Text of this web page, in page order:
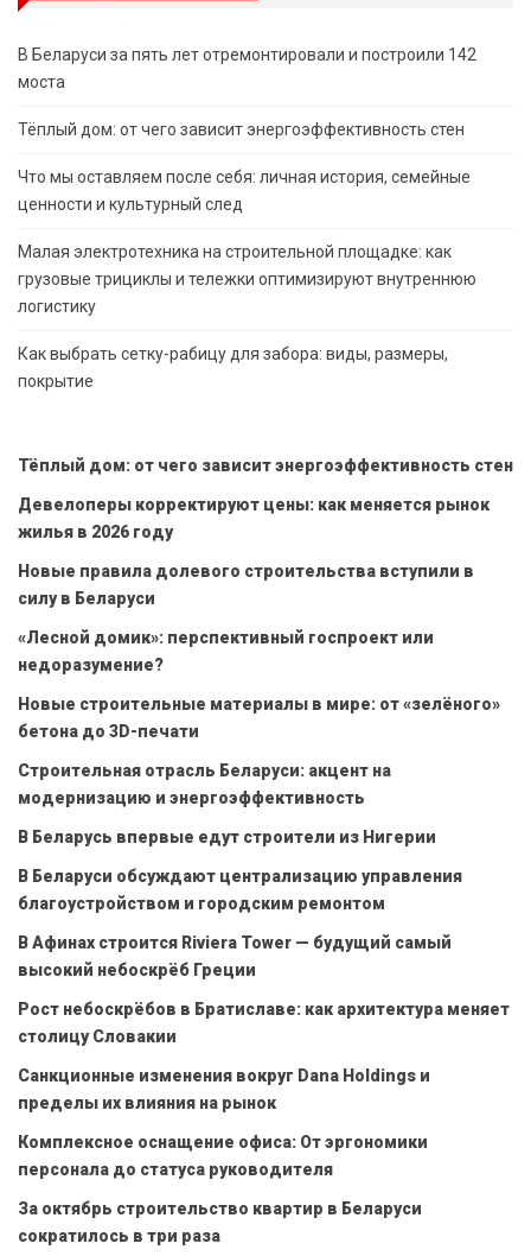
В Беларуси за пять лет отремонтировали и построили 142
моста
Тёплый дом: от чего зависит энергоэффективность стен
Что мы оставляем после себя: личная история, семейные
ценности и культурный след
Малая электротехника на строительной площадке: как
грузовые трициклы и тележки оптимизируют внутреннюю
логистику
Как выбрать сетку-рабицу для забора: виды, размеры,
покрытие
Тёплый дом: от чего зависит энергоэффективность стен
Девелоперы корректируют цены: как меняется рынок
жилья в 2026 году
Новые правила долевого строительства вступили в
силу в Беларуси
«Лесной домик»: перспективный госпроект или
недоразумение?
Новые строительные материалы в мире: от «зелёного»
бетона до 3D-печати
Строительная отрасль Беларуси: акцент на
модернизацию и энергоэффективность
В Беларусь впервые едут строители из Нигерии
В Беларуси обсуждают централизацию управления
благоустройством и городским ремонтом
В Афинах строится Riviera Tower — будущий самый
высокий небоскрёб Греции
Рост небоскрёбов в Братиславе: как архитектура меняет
столицу Словакии
Санкционные изменения вокруг Dana Holdings и
пределы их влияния на рынок
Комплексное оснащение офиса: От эргономики
персонала до статуса руководителя
За октябрь строительство квартир в Беларуси
сократилось в три раза